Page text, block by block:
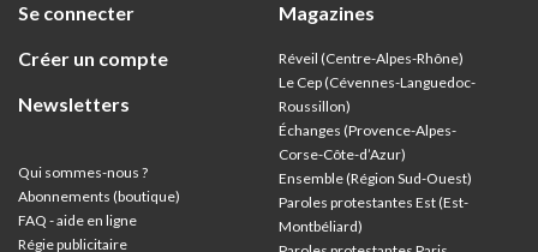
Se connecter
Créer un compte
Newsletters
Qui sommes-nous ?
Abonnements (boutique)
FAQ - aide en ligne
Régie publicitaire
Magazines
Réveil (Centre-Alpes-Rhône)
Le Cep (Cévennes-Languedoc-
Roussillon)
Échanges (Provence-Alpes-
Corse-Côte-d’Azur)
Ensemble (Région Sud-Ouest)
Paroles protestantes Est (Est-
Montbéliard)